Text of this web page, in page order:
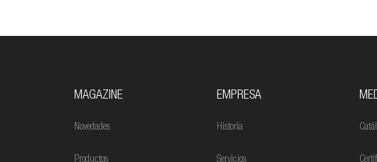
MAGAZINE
Novedades
Productos
EMPRESA
Historia
Servicios